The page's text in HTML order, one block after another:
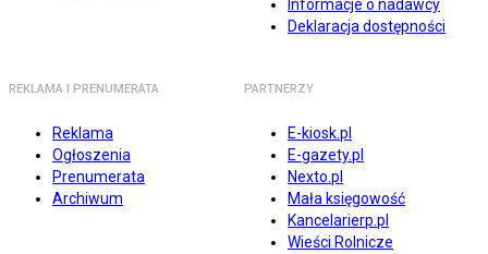
Informacje o nadawcy
Deklaracja dostępności
REKLAMA I PRENUMERATA
Reklama
Ogłoszenia
Prenumerata
Archiwum
PARTNERZY
E-kiosk.pl
E-gazety.pl
Nexto.pl
Mała księgowość
Kancelarierp.pl
Wieści Rolnicze